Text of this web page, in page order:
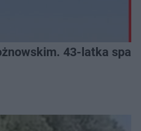
43-latka